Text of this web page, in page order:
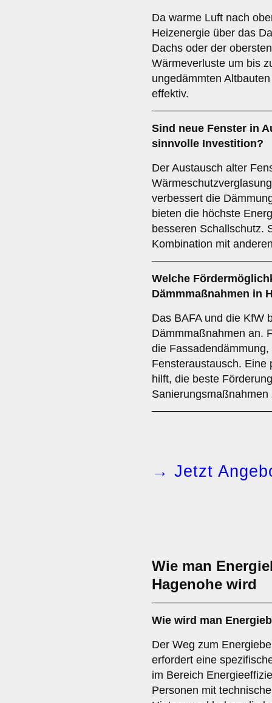
Da warme Luft nach
Heizenergie über das
Dachs oder der
Wärmeverluste um bis
ungedämmten
effektiv.
Sind neue Fenster in
sinnvolle Investition?
Der Austausch alter
verbessert die
bieten die höchste
besseren Schallschutz.
Kombination mit
Welche
Dämmmaßnahmen in
Das BAFA und die KfW
Dämmmaßnahmen an.
die
Fensteraustausch. Eine
hilft, die beste
Sanierungsmaßnahmen
→ Jetzt
Wie man
Hagenohe wird
Wie wird man
Der Weg zum
erfordert eine
im Bereich
Personen mit